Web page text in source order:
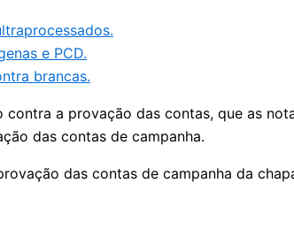
e PCD.
brancas.
a provação das contas, que as
das contas de campanha.
das contas de campanha da